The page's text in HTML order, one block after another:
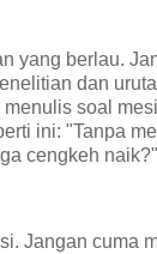
yang berlau.
dan
soal
ini: "Tanpa
cengkeh naik?"
Jangan cuma